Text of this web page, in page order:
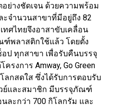
ย่างชัดเจน ด้วยความพร้อม
จำนวนสาขาที่มีอยู่ถึง 82
ทศไทยจึงอาสาขับเคลื่อน
ฑ์พลาสติกใช้แล้ว โดยตั้ง
อป ทุกสาขา เพื่อรับคืนบรรจุ
งการ Amway, Go Green
ลกสดใส ซึ่งได้รับการตอบรับ
ย์และสมาชิก มีบรรจุภัณฑ์
ละกว่า 700 กิโลกรัม และ